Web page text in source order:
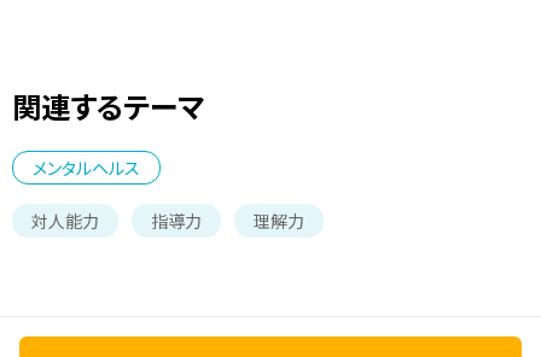
関連するテーマ
メンタルヘルス
対人能力 指導力 理解力